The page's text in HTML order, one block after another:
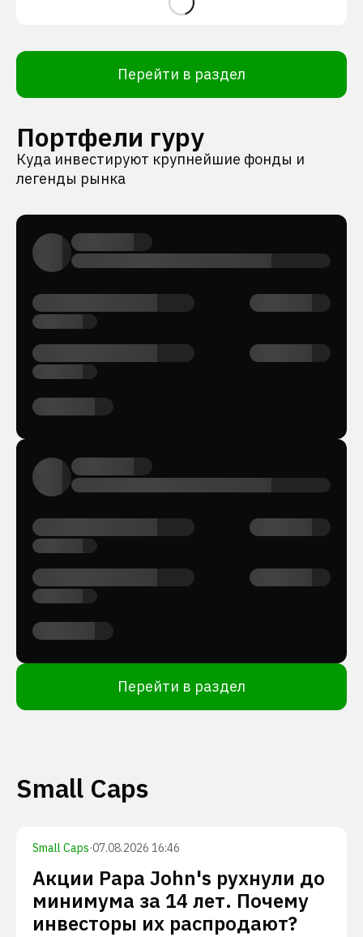
Перейти в раздел
Портфели гуру
Куда инвестируют крупнейшие фонды и
легенды рынка
Перейти в раздел
Small Caps
Small Caps·07.08.2026 16:46
Акции Papa John's рухнули до
минимума за 14 лет. Почему
инвесторы их распродают?